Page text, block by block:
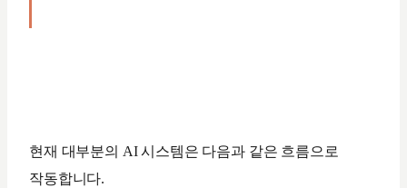
현재 대부분의 AI 시스템은 다음과 같은 흐름으로
작동합니다.